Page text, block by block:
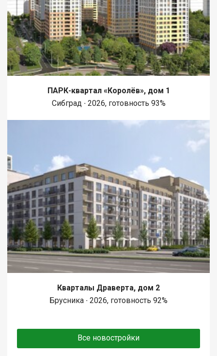
ПАРК-квартал «Королёв», дом 1
Сибград ∙ 2026, готовность 93%
Кварталы Драверта, дом 2
Брусника ∙ 2026, готовность 92%
Все новостройки